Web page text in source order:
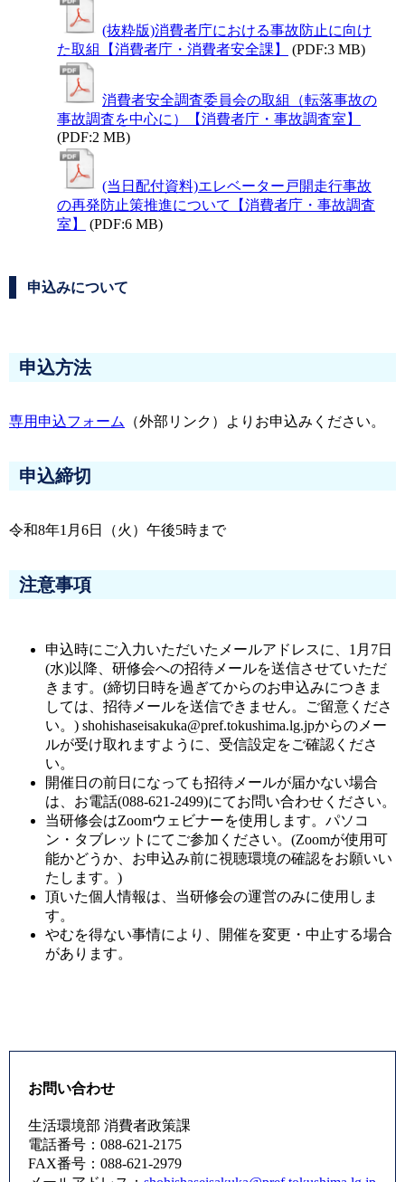
(抜粋版)消費者庁における事故防止に向け
た取組【消費者庁・消費者安全課】
(PDF:3 MB)
消費者安全調査委員会の取組（転落事故の
事故調査を中心に）【消費者庁・事故調査室】
(PDF:2 MB)
(当日配付資料)エレベーター戸開走行事故
の再発防止策推進について【消費者庁・事故調査
室】
(PDF:6 MB)
申込みについて
申込方法
専用申込フォーム （外部リンク）よりお申込みください。
申込締切
令和8年1月6日（火）午後5時まで
注意事項
申込時にご入力いただいたメールアドレスに、1月7日
(水)以降、研修会への招待メールを送信させていただ
きます。(締切日時を過ぎてからのお申込みにつきま
しては、招待メールを送信できません。ご留意くださ
い。) shohishaseisakuka@pref.tokushima.lg.jpからのメー
ルが受け取れますように、受信設定をご確認くださ
い。
開催日の前日になっても招待メールが届かない場合
は、お電話(088-621-2499)にてお問い合わせください。
当研修会はZoomウェビナーを使用します。パソコ
ン・タブレットにてご参加ください。(Zoomが使用可
能かどうか、お申込み前に視聴環境の確認をお願いい
たします。)
頂いた個人情報は、当研修会の運営のみに使用しま
す。
やむを得ない事情により、開催を変更・中止する場合
があります。
お問い合わせ
生活環境部 消費者政策課
電話番号：088-621-2175
FAX番号：088-621-2979